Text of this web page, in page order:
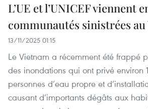
L’UE et l’UNICEF viennent
communautés sinistrées
13/11/2025 01:15
Le Vietnam a récemment été frappé
des inondations qui ont privé environ
personnes d’eau propre et
causant d’importants dégâts aux